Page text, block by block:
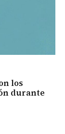
los
durante